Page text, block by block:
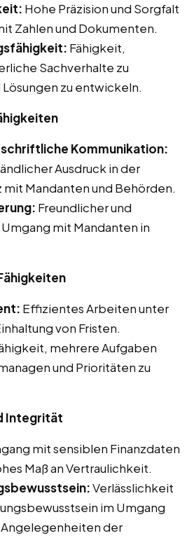
Hohe Präzision und Sorgfalt
Zahlen und Dokumenten.
Fähigkeit,
Sachverhalte zu
zu entwickeln.
Kommunikation:
Ausdruck in der
Mandanten und Behörden.
Freundlicher und
mit Mandanten in
Effizientes Arbeiten unter
von Fristen.
mehrere Aufgaben
und Prioritäten zu
Integrität
mit sensiblen Finanzdaten
Maß an Vertraulichkeit.
Verlässlichkeit
im Umgang
der